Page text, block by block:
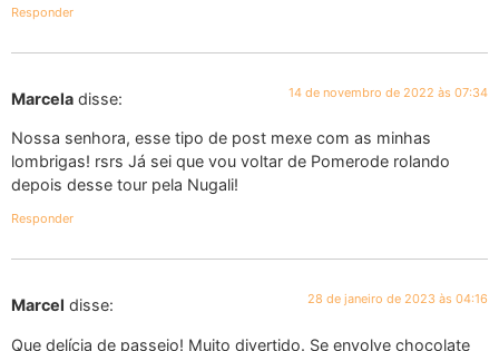
Responder
Marcela disse: 14 de novembro de 2022 às 07:34
Nossa senhora, esse tipo de post mexe com as minhas
lombrigas! rsrs Já sei que vou voltar de Pomerode rolando
depois desse tour pela Nugali!
Responder
Marcel disse: 28 de janeiro de 2023 às 04:16
Que delícia de passeio! Muito divertido. Se envolve chocolate